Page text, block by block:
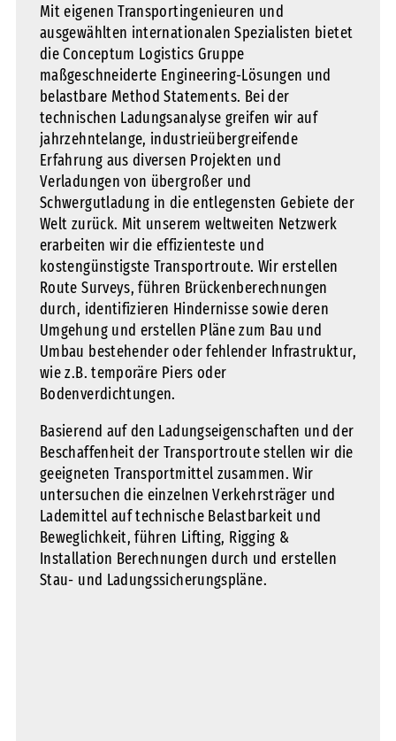
Mit eigenen Transportingenieuren und
ausgewählten internationalen Spezialisten bietet
die Conceptum Logistics Gruppe
maßgeschneiderte Engineering-Lösungen und
belastbare Method Statements. Bei der
technischen Ladungsanalyse greifen wir auf
jahrzehntelange, industrieübergreifende
Erfahrung aus diversen Projekten und
Verladungen von übergroßer und
Schwergutladung in die entlegensten Gebiete der
Welt zurück. Mit unserem weltweiten Netzwerk
erarbeiten wir die effizienteste und
kostengünstigste Transportroute. Wir erstellen
Route Surveys, führen Brückenberechnungen
durch, identifizieren Hindernisse sowie deren
Umgehung und erstellen Pläne zum Bau und
Umbau bestehender oder fehlender Infrastruktur,
wie z.B. temporäre Piers oder
Bodenverdichtungen.
Basierend auf den Ladungseigenschaften und der
Beschaffenheit der Transportroute stellen wir die
geeigneten Transportmittel zusammen. Wir
untersuchen die einzelnen Verkehrsträger und
Lademittel auf technische Belastbarkeit und
Beweglichkeit, führen Lifting, Rigging &
Installation Berechnungen durch und erstellen
Stau- und Ladungssicherungspläne.